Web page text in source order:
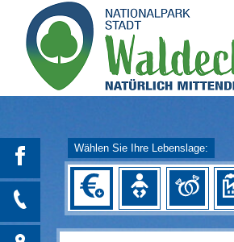
Wählen Sie Ihre Lebenslage: